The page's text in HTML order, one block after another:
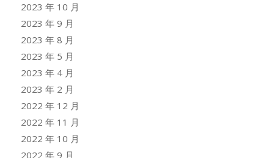
2023 年 10 月
2023 年 9 月
2023 年 8 月
2023 年 5 月
2023 年 4 月
2023 年 2 月
2022 年 12 月
2022 年 11 月
2022 年 10 月
2022 年 9 月